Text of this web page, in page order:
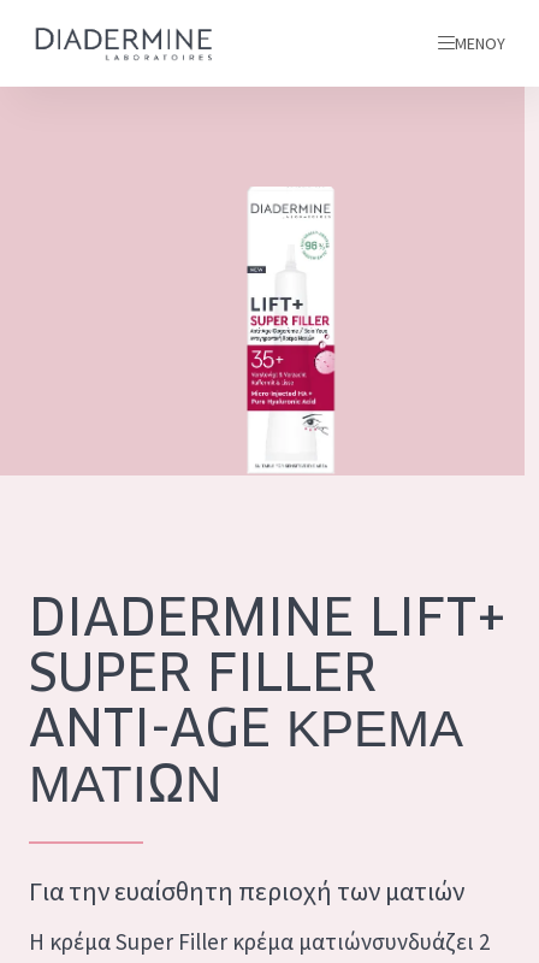
Πρόβλημα στην επιδερμίδα: Μείωση των ρυτίδων
Πρόβλημα στην επιδερμίδα: Ανάπλαση
Συσφιξη
ΤΥΠΟΣ ΠΡΟΪΟΝΤΟΣ
ΚΡΕΜΑ ΜΑΤΙΩΝ
ορός
ΌΛΑ ΤΑ ΠΡΟΪΌΝΤΑ ΜΑΣ
ΜΕΝΟΎ
ΠΛΗΡΟΦΟΡΙΕΣ ΓΙΑ ΕΜΑΣ
Spanish
Greek
DIADERMINE LIFT+
SUPER FILLER
ANTI-AGE ΚΡΈΜΑ
ΜΑΤΙΏΝ
Για την ευαίσθητη περιοχή των ματιών
Η κρέμα Super Filler κρέμα ματιώνσυνδυάζει 2